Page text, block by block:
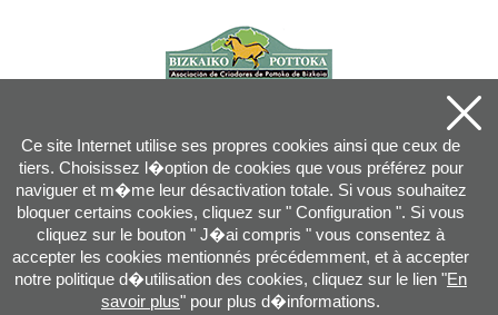
Ce site Internet utilise ses propres cookies ainsi que ceux de
tiers. Choisissez l�option de cookies que vous préférez pour
naviguer et m�me leur désactivation totale. Si vous souhaitez
bloquer certains cookies, cliquez sur " Configuration ". Si vous
cliquez sur le bouton " J�ai compris " vous consentez à
accepter les cookies mentionnés précédemment, et à accepter
notre politique d�utilisation des cookies, cliquez sur le lien "En
savoir plus" pour plus d�informations.